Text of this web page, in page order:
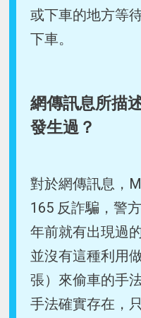
或下車的地方等
下車。
網傳訊息所描
發生過？
對於網傳訊息，
165 反詐騙，警
年前就有出現過
並沒有這種利用
張）來偷車的手
手法確實存在，